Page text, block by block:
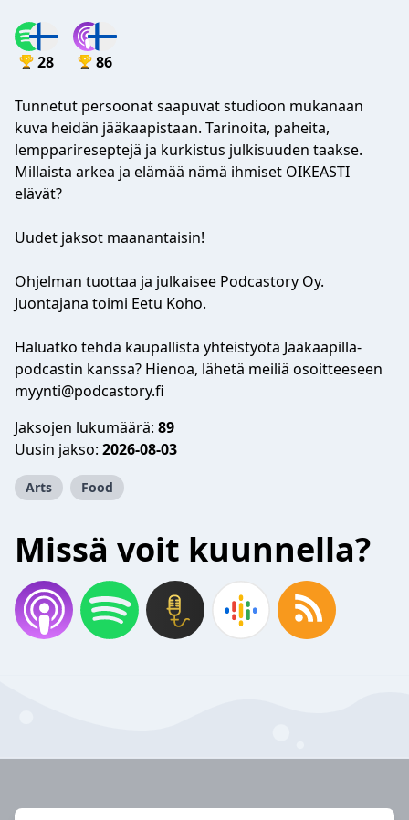
28 86
Tunnetut persoonat saapuvat studioon mukanaan
kuva heidän jääkaapistaan. Tarinoita, paheita,
lempparireseptejä ja kurkistus julkisuuden taakse.
Millaista arkea ja elämää nämä ihmiset OIKEASTI
elävät?
Uudet jaksot maanantaisin!
Ohjelman tuottaa ja julkaisee Podcastory Oy.
Juontajana toimi Eetu Koho.
Haluatko tehdä kaupallista yhteistyötä Jääkaapilla-
podcastin kanssa? Hienoa, lähetä meiliä osoitteeseen
myynti@podcastory.fi
Jaksojen lukumäärä: 89
Uusin jakso: 2026-08-03
Arts Food
Missä voit kuunnella?